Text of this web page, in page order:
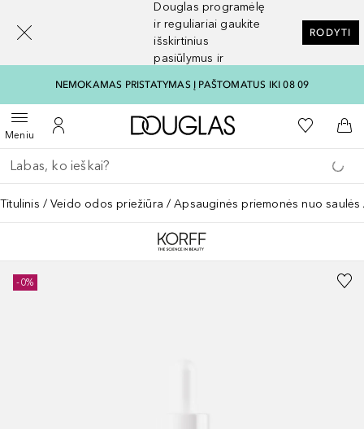
Douglas programėlę
ir reguliariai gaukite
išskirtinius
pasiūlymus ir
RODYTI
NEMOKAMAS PRISTATYMAS Į PAŠTOMATUS IKI 08 09
MeniuAtidaryti meniuĮ mano paskyrą
Į Douglas pagrindinį
Į mano
Į
Grįžk atgal
Vykdykite paiešką
Titulinis Veido odos priežiūra Apsauginės priemonės nuo saulės
-0%
[navigation.slideout.screenreader]